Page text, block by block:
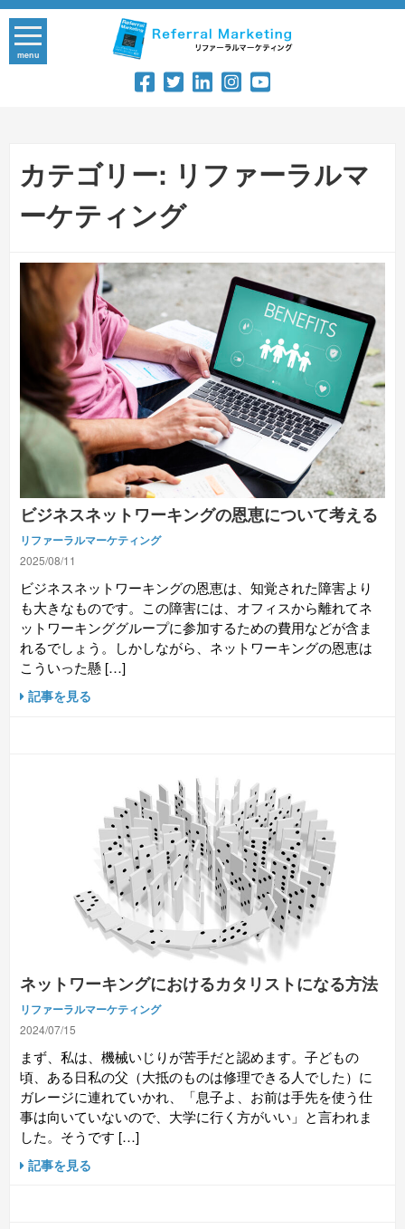
Skip
content
menu
カテゴリー: リファーラルマ
ーケティング
ビジネスネットワーキングの恩恵について考える
リファーラルマーケティング
2025/08/11
ビジネスネットワーキングの恩恵は、知覚された障害より
も大きなものです。この障害には、オフィスから離れてネ
ットワーキンググループに参加するための費用などが含ま
れるでしょう。しかしながら、ネットワーキングの恩恵は
こういった懸 […]
記事を見る
ネットワーキングにおけるカタリストになる方法
リファーラルマーケティング
2024/07/15
まず、私は、機械いじりが苦手だと認めます。子どもの
頃、ある日私の父（大抵のものは修理できる人でした）に
ガレージに連れていかれ、「息子よ、お前は手先を使う仕
事は向いていないので、大学に行く方がいい」と言われま
した。そうです […]
記事を見る